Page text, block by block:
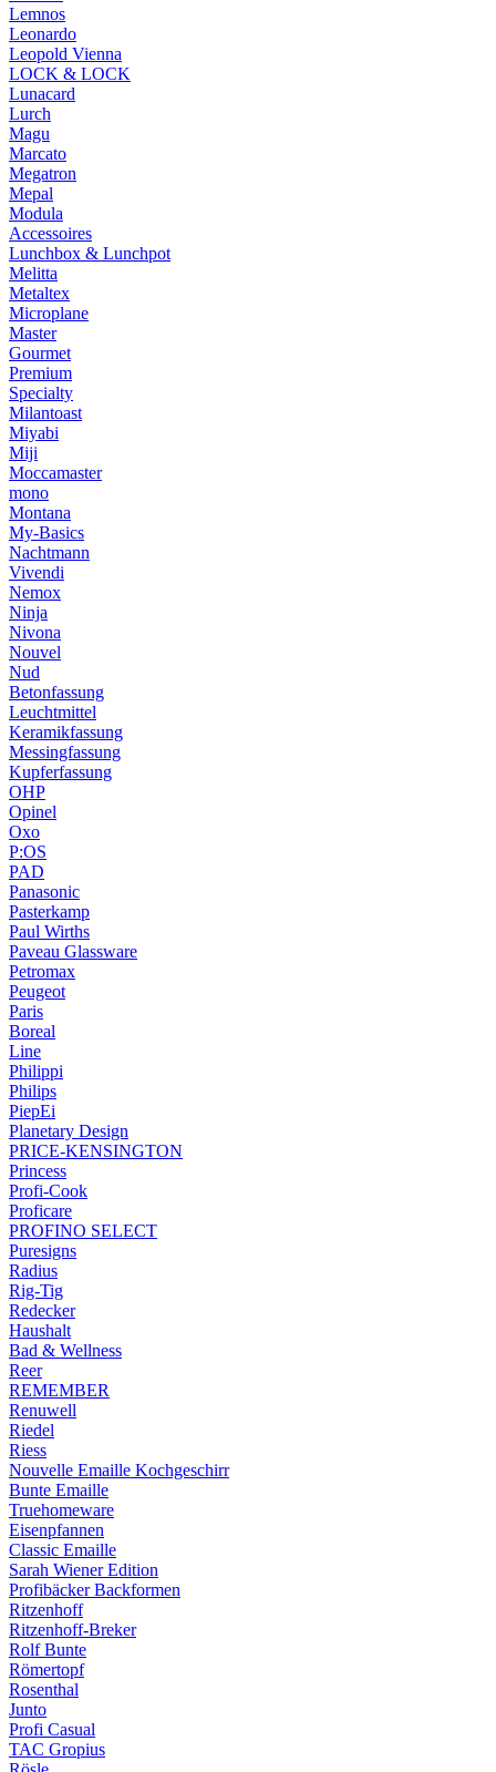
Lemnos
Leonardo
Leopold Vienna
LOCK & LOCK
Lunacard
Lurch
Magu
Marcato
Megatron
Mepal
Modula
Accessoires
Lunchbox & Lunchpot
Melitta
Metaltex
Microplane
Master
Gourmet
Premium
Specialty
Milantoast
Miyabi
Miji
Moccamaster
mono
Montana
My-Basics
Nachtmann
Vivendi
Nemox
Ninja
Nivona
Nouvel
Nud
Betonfassung
Leuchtmittel
Keramikfassung
Messingfassung
Kupferfassung
OHP
Opinel
Oxo
P:OS
PAD
Panasonic
Pasterkamp
Paul Wirths
Paveau Glassware
Petromax
Peugeot
Paris
Boreal
Line
Philippi
Philips
PiepEi
Planetary Design
PRICE-KENSINGTON
Princess
Profi-Cook
Proficare
PROFINO SELECT
Puresigns
Radius
Rig-Tig
Redecker
Haushalt
Bad & Wellness
Reer
REMEMBER
Renuwell
Riedel
Riess
Nouvelle Emaille Kochgeschirr
Bunte Emaille
Truehomeware
Eisenpfannen
Classic Emaille
Sarah Wiener Edition
Profibäcker Backformen
Ritzenhoff
Ritzenhoff-Breker
Rolf Bunte
Römertopf
Rosenthal
Junto
Profi Casual
TAC Gropius